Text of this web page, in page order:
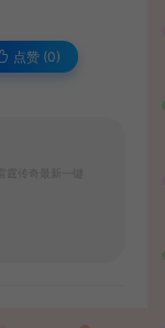
点赞 (0)
霆传奇最新一键